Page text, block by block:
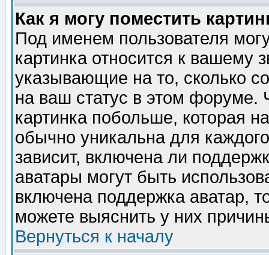
Как я могу поместить
Под именем пользователя
картинка относится к вашему
указывающие на то, сколько
на ваш статус в этом форуме.
картинка побольше, которая
обычно уникальна для
зависит, включена ли
аватары могут быть
включена поддержка аватар,
можете выяснить у них
Вернуться к началу